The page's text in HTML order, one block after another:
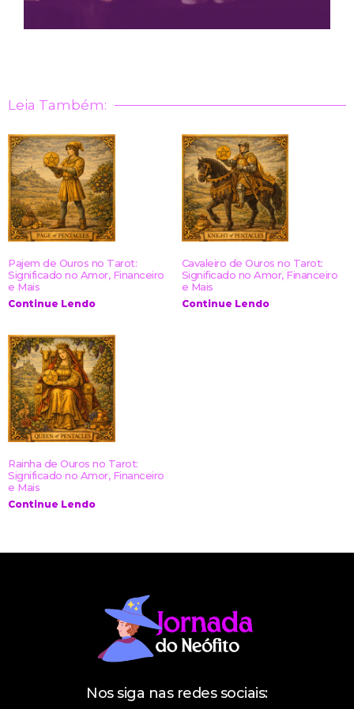
Leia Também:
Pajem de Ouros no Tarot:
Significado no Amor, Financeiro
e Mais
Continue Lendo
Cavaleiro de Ouros no Tarot:
Significado no Amor, Financeiro
e Mais
Continue Lendo
Rainha de Ouros no Tarot:
Significado no Amor, Financeiro
e Mais
Continue Lendo
Nos siga nas redes sociais: